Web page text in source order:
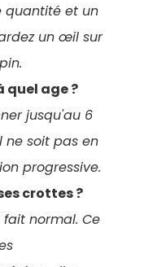
quantité et un
un œil sur
quel age ?
jusqu'au 6
soit pas en
progressive.
crottes ?
normal. Ce